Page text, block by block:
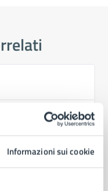
Informazioni sui cookie
e